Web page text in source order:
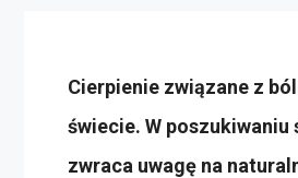
Cierpienie związane z
świecie. W
zwraca uwagę na